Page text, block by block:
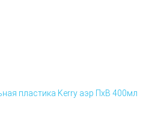
пластика Kerry аэр ПхВ 400мл